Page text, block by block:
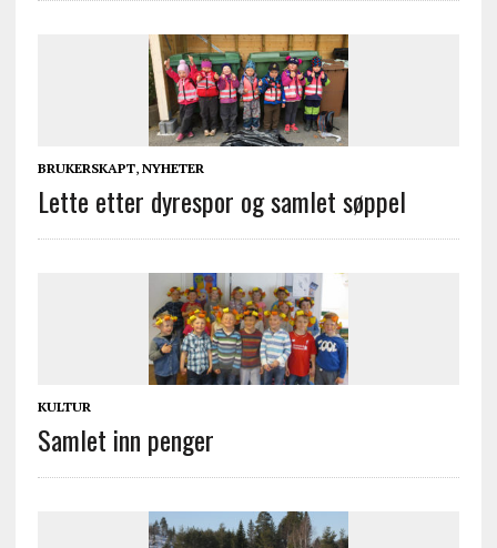
BRUKERSKAPT, NYHETER
Lette etter dyrespor og samlet søppel
KULTUR
Samlet inn penger